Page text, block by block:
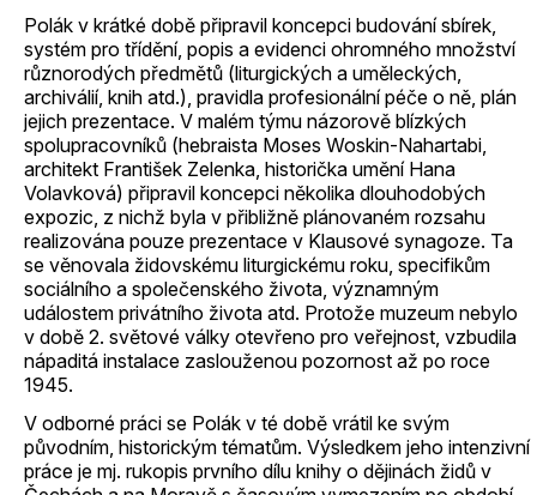
Polák v krátké době připravil koncepci budování sbírek,
systém pro třídění, popis a evidenci ohromného množství
různorodých předmětů (liturgických a uměleckých,
archiválií, knih atd.), pravidla profesionální péče o ně, plán
jejich prezentace. V malém týmu názorově blízkých
spolupracovníků (hebraista Moses Woskin-Nahartabi,
architekt František Zelenka, historička umění Hana
Volavková) připravil koncepci několika dlouhodobých
expozic, z nichž byla v přibližně plánovaném rozsahu
realizována pouze prezentace v Klausové synagoze. Ta
se věnovala židovskému liturgickému roku, specifikům
sociálního a společenského života, významným
událostem privátního života atd. Protože muzeum nebylo
v době 2. světové války otevřeno pro veřejnost, vzbudila
nápaditá instalace zaslouženou pozornost až po roce
1945.
V odborné práci se Polák v té době vrátil ke svým
původním, historickým tématům. Výsledkem jeho intenzivní
práce je mj. rukopis prvního dílu knihy o dějinách židů v